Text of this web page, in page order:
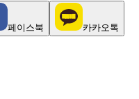
페이스북 카카오톡